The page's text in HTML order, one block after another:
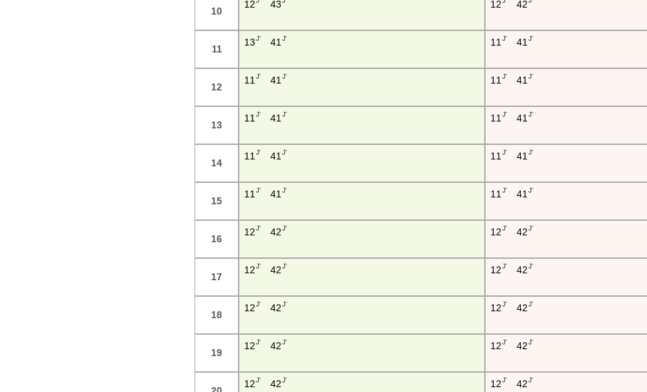
10
12 43 12 42
11
13J' 41 J' 11 J' 41 J'
12
11 J' 41 J' 11 J' 41 J'
13
11 J' 41 J' 11 J' 41 J'
14
11 J' 41 J' 11 J' 41 J'
15
11 J' 41 J' 11 J' 41 J'
16
12J' 42J' 12J' 42J'
17
12J' 42J' 12J' 42J'
18
12J' 42J' 12J' 42J'
19
12J' 42J' 12J' 42J'
12J' 42J' 12J' 42J'